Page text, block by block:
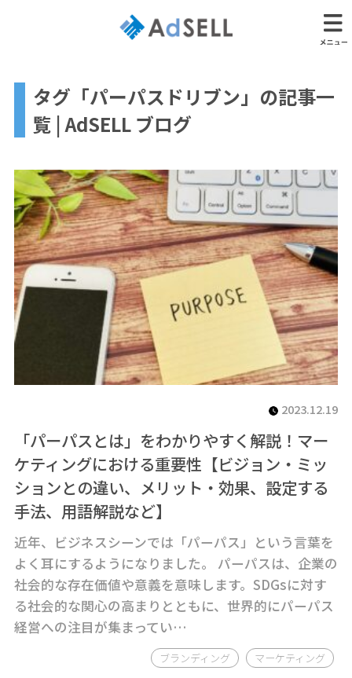
タグ「パーパスドリブン」の記事一
覧 | AdSELL ブログ
2023.12.19
「パーパスとは」をわかりやすく解説！マー
ケティングにおける重要性【ビジョン・ミッ
ションとの違い、メリット・効果、設定する
手法、用語解説など】
近年、ビジネスシーンでは「パーパス」という言葉を
よく耳にするようになりました。 パーパスは、企業の
社会的な存在価値や意義を意味します。SDGsに対す
る社会的な関心の高まりとともに、世界的にパーパス
経営への注目が集まってい…
ブランディング マーケティング